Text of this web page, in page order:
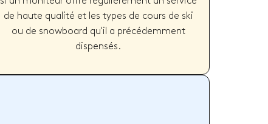
de haute qualité et les types de cours de ski
ou de snowboard qu'il a précédemment
dispensés.